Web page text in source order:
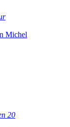
Michel
20